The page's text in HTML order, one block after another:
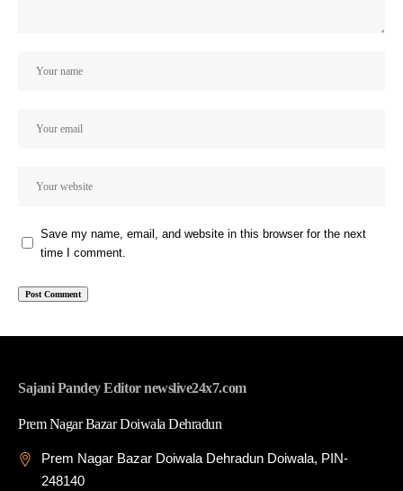
Save my name, email, and website in this browser for the next
time I comment.
Sajani Pandey Editor newslive24x7.com
Prem Nagar Bazar Doiwala Dehradun
Prem Nagar Bazar Doiwala Dehradun Doiwala, PIN-
248140